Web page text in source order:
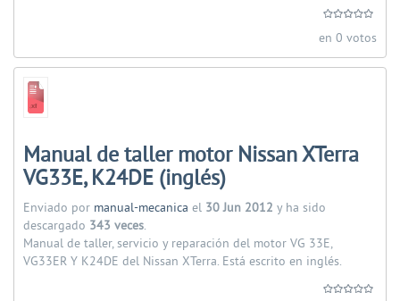
en 0 votos
Manual de taller motor Nissan XTerra
VG33E, K24DE (inglés)
Enviado por manual-mecanica el 30 Jun 2012 y ha sido
descargado 343 veces.
Manual de taller, servicio y reparación del motor VG 33E,
VG33ER Y K24DE del Nissan XTerra. Está escrito en inglés.